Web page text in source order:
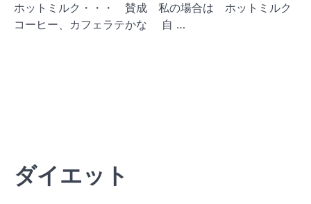
ホットミルク・・・ 賛成 私の場合は ホットミルク
コーヒー、カフェラテかな 自 …
ダイエット